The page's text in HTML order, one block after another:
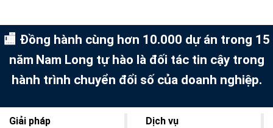
🏬 Đồng hành cùng hơn 10.000 dự án trong 15
năm Nam Long tự hào là đối tác tin cậy trong
hành trình chuyển đổi số của doanh nghiệp.
Giải pháp Dịch vụ